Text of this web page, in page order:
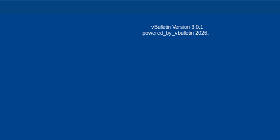
vBulletin Version 3.0.1
powered_by_vbulletin 2026。